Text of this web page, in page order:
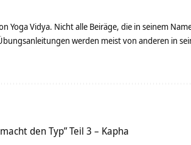
Yoga Vidya. Nicht alle Beiräge, die in seinem
werden meist von anderen in
den Typ” Teil 3 – Kapha